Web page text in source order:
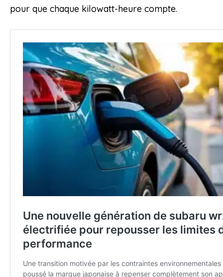
pour que chaque kilowatt-heure compte.